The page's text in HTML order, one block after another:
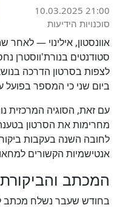
10.03.2025 21:00
סוכנויות הידיעות
אוונסטון, אילינוי — לאחר
סטודנטים בנורת'ווסטרן
לצפות בסרטון הדרכה
ביום שני כי המספר
עם זאת, הסוגיה המרכזית
מחרימות את הסרטון
לחובה השנה בעקבות
אנטישמיות הקשורים
המכתב והביקורת
בחודש שעבר נשלח מכתב